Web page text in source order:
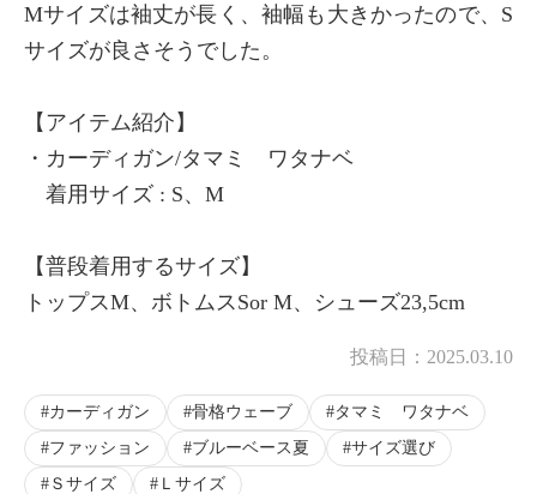
× 商品紹介
Mサイズは袖丈が長く、袖幅も大きかったので、S
サイズが良さそうでした。
【アイテム紹介】
・カーディガン/タマミ ワタナベ
着用サイズ : S、M
【普段着用するサイズ】
トップスM、ボトムスSor M、シューズ23,5cm
投稿日： 2025.03.10
カーディガン 骨格ウェーブ
タマミ ワタナベ
ファッション
ブルーベース夏
サイズ選び
Ｓサイズ
Ｌサイズ